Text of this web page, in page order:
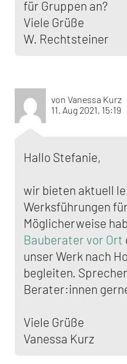
für Gruppen an?
Viele Grüße
W. Rechtsteiner
von Vanessa Kurz
11. Aug 2021, 15:19
Hallo Stefanie,
wir bieten aktuell
Werksführungen
Möglicherweise
Bauberater vor Ort
unser Werk nach
begleiten.
Berater:innen
Viele Grüße
Vanessa Kurz